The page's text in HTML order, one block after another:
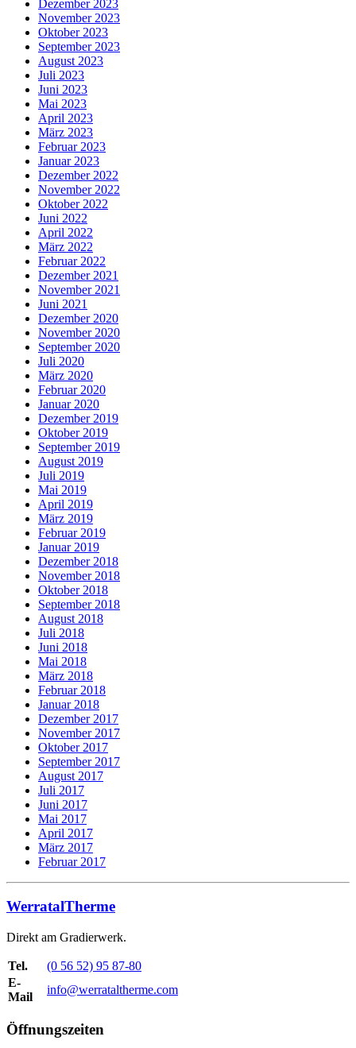
Dezember 2023
November 2023
Oktober 2023
September 2023
August 2023
Juli 2023
Juni 2023
Mai 2023
April 2023
März 2023
Februar 2023
Januar 2023
Dezember 2022
November 2022
Oktober 2022
Juni 2022
April 2022
März 2022
Februar 2022
Dezember 2021
November 2021
Juni 2021
Dezember 2020
November 2020
September 2020
Juli 2020
März 2020
Februar 2020
Januar 2020
Dezember 2019
Oktober 2019
September 2019
August 2019
Juli 2019
Mai 2019
April 2019
März 2019
Februar 2019
Januar 2019
Dezember 2018
November 2018
Oktober 2018
September 2018
August 2018
Juli 2018
Juni 2018
Mai 2018
März 2018
Februar 2018
Januar 2018
Dezember 2017
November 2017
Oktober 2017
September 2017
August 2017
Juli 2017
Juni 2017
Mai 2017
April 2017
März 2017
Februar 2017
WerratalTherme
Direkt am Gradierwerk.
Tel.
(0 56 52) 95 87-80
E-
Mail
info@werrataltherme.com
Öffnungszeiten